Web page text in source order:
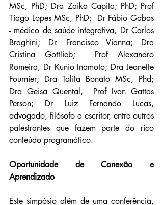
MSc, PhD; Dra Zaika Capita; PhD; Prof
Tiago Lopes MSc, PhD;  Dr Fábio Gabas
- médico de saúde integrativa, Dr Carlos
Braghini; Dr. Francisco Vianna; Dra
Cristina Gottlieb;  Prof Alexandro
Romeira, Dr Kunio Inamoto; Dra Jeanette
Fournier; Dra Talita Bonato MSc, Phd;
Dra Geisa Quental,  Prof Ivan Gattas
Person; Dr Luiz Fernando Lucas,
advogado, filósofo e escritor, entre outros
palestrantes que fazem parte do rico
conteúdo programático.
Oportunidade de Conexão e
Aprendizado
Este simpósio além de uma conferência,